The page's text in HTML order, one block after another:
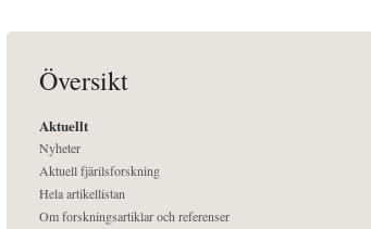
Översikt
Aktuellt
Nyheter
Aktuell fjärilsforskning
Hela artikellistan
Om forskningsartiklar och referenser